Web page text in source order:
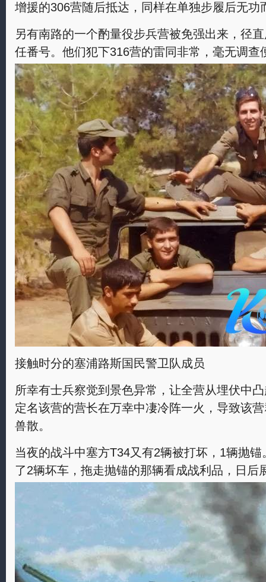
增援的306营随后抵达，同样在单独步履后无功
另有南路的一个酌量役步兵营被免强出来，径
任番号。他们犯下316营的雷同非常，毫无调查
接触时分的塞浦路斯国民警卫队成员
所幸有士兵察觉到景色异常，让全营从埋伏中
定名该营的营长在万幸中凄冷阵一火，导致该
兽散。
当夜的战斗中塞方T34又有2辆被打坏，1辆抛
了2辆坏车，拖走抛锚的那辆看成战利品，日后